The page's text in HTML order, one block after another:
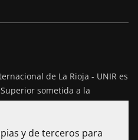
de La Rioja - UNIR es
sometida a la
de Educación Nacional
del 7 de julio de 2017
y de terceros para